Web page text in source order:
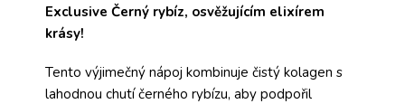
Exclusive Černý rybíz, osvěžujícím elixírem
krásy!
Tento výjimečný nápoj kombinuje čistý kolagen s
lahodnou chutí černého rybízu, aby podpořil